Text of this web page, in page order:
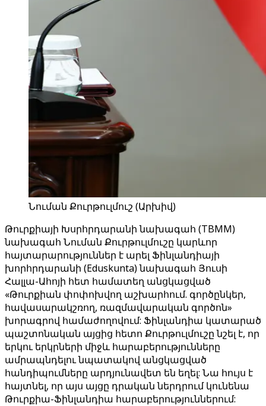
Նուման Քուրթուլմուշ (Արխիվ)
Թուրքիայի Խսրհրդարանի նախագահ (TBMM)
նախագահ Նուման Քուրթուլմուշը կարևոր
հայտարարություններ է արել Ֆինլանդիայի
խորհրդարանի (Eduskunta) նախագահ Յուսի
Հալլա-Ահոյի հետ համատեղ անցկացված
«Թուրքիան փոփոխվող աշխարհում. գործընկեր,
հավասարակշռող, ռազմավարական գործոն»
խորագրով համաժողովում: Ֆինլանդիա կատարած
պաշտոնական այցից հետո Քուրթուլմուշը նշել է, որ
երկու երկրների միջև հարաբերությունները
ամրապնդելու նպատակով անցկացված
հանդիպումները արդյունավետ են եղել: Նա հույս է
հայտնել, որ այս այցը դրական ներդրում կունենա
Թուրքիա-Ֆինլանդիա հարաբերություններում: